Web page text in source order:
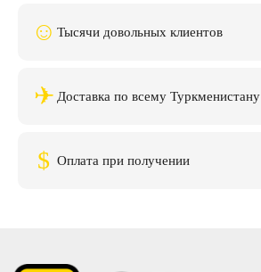
☺ Тысячи довольных клиентов
✈ Доставка по всему Туркменистану
$ Оплата при получении